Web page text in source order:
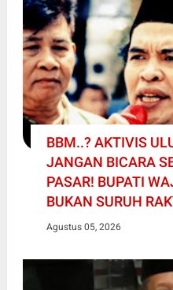
BBM..? AKTIVIS
JANGAN BICARA
PASAR! BUPATI
BUKAN SURUH
Agustus 05, 2026